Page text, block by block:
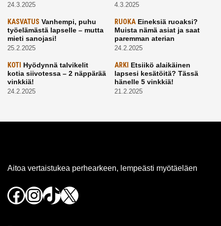
24.3.2025 4.3.2025
KASVATUS Vanhempi, puhu
työelämästä lapselle – mutta
mieti sanojasi!
25.2.2025
RUOKAEineksiä ruoaksi?
Muista nämä asiat ja saat
paremman aterian
24.2.2025
KOTI Hyödynnä talvikelit
kotia siivotessa – 2 näppärää
vinkkiä!
24.2.2025
ARKI Etsiikö alaikäinen
lapsesi kesätöitä? Tässä
hänelle 5 vinkkiä!
21.2.2025
Aitoa vertaistukea perhearkeen, lempeästi myötäeläen
Facebook
Instagram
TikTok
X